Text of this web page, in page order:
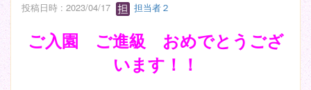
投稿日時 : 2023/04/17 担当者２
ご入園 ご進級 おめでとうござ
います！！